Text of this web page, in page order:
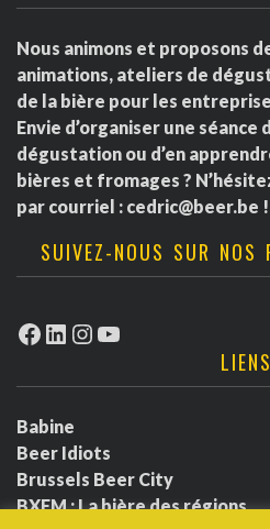
Nous animons et proposons
animations, ateliers de
de la bière pour les
Envie d’organiser une séance
dégustation ou d’en
bières et fromages ?
par courriel : cedric@beer.be !
SUIVEZ-NOUS SUR NOS
Facebook
LinkedIn
Instagram
YouTube
LIENS
Babine
Beer Idiots
Brussels Beer City
BXFM : La bière des régions